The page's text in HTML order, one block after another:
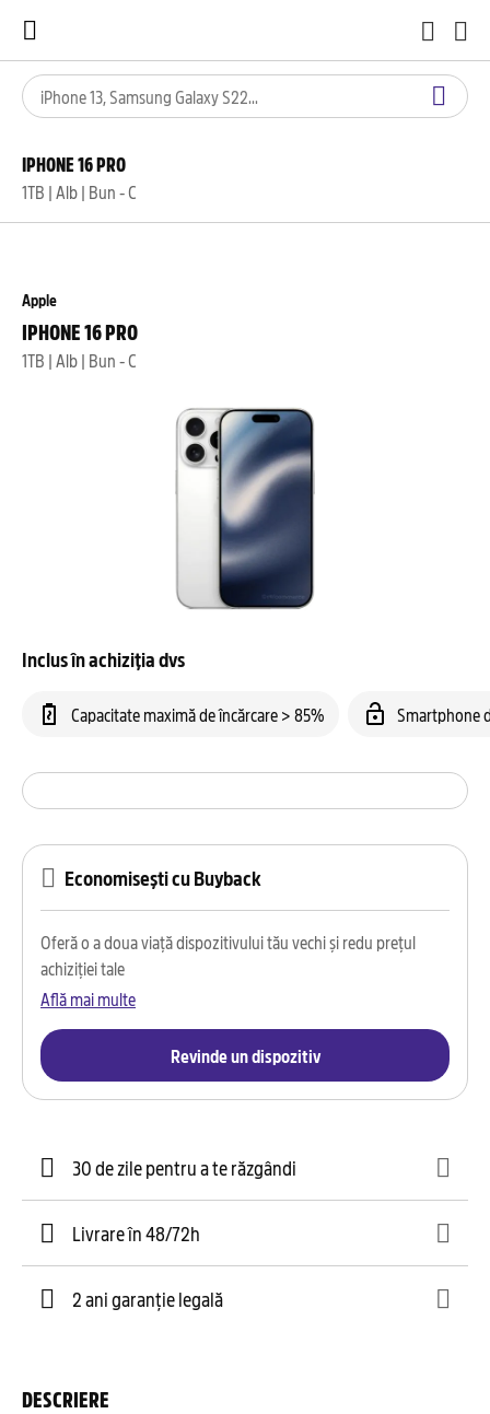
IPHONE 16 PRO
1TB | Alb | Bun - C
Apple
IPHONE 16 PRO
1TB | Alb | Bun - C
Inclus în achiziția dvs
Capacitate maximă de încărcare > 85% Smartphone
Economisești cu Buyback
Oferă o a doua viață dispozitivului tău vechi și redu prețul
achiziției tale
Află mai multe
Revinde un dispozitiv
30 de zile pentru a te răzgândi
Livrare în 48/72h
2 ani garanție legală
DESCRIERE